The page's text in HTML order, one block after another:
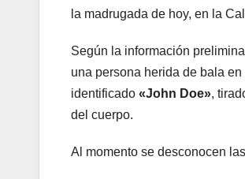
la madrugada de hoy, en la
Según la información
una persona herida de bala
identificado «John Doe»,
del cuerpo.
Al momento se desconocen